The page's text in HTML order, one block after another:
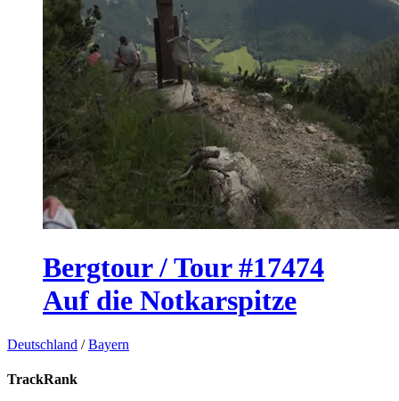
Bergtour / Tour #17474
Auf die Notkarspitze
Deutschland /Bayern
TrackRank